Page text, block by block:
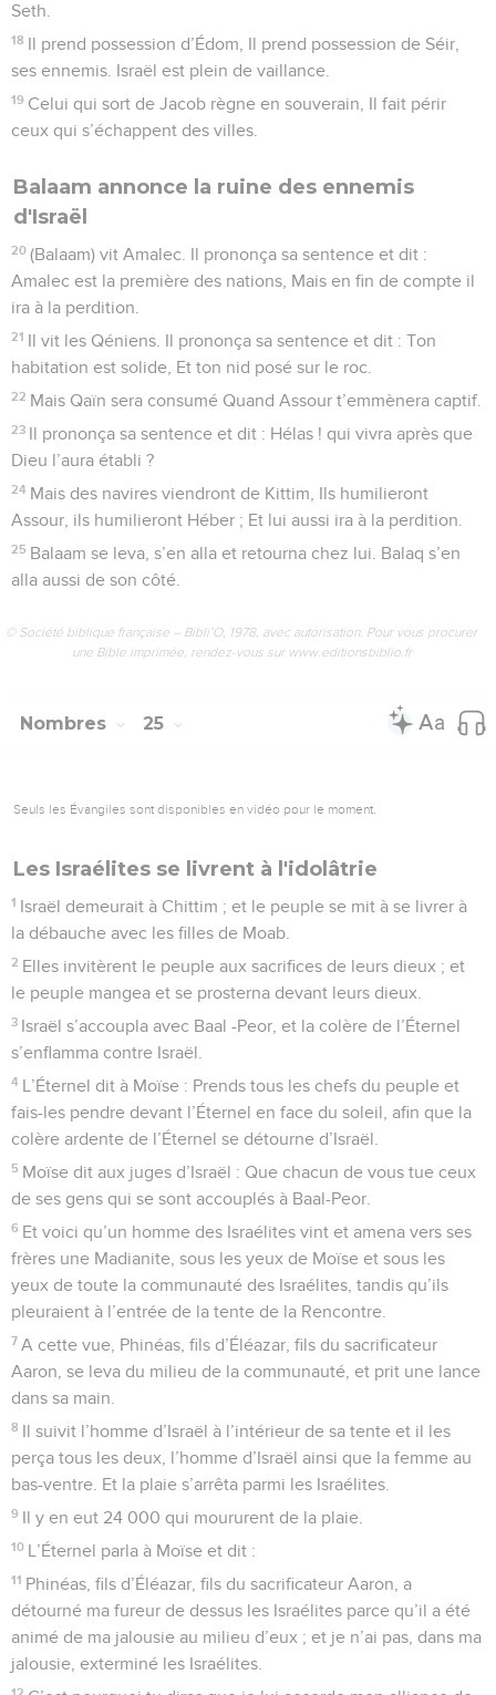
Seth.
18 Il prend possession d’Édom, Il prend possession de Séir,
ses ennemis. Israël est plein de vaillance.
19 Celui qui sort de Jacob règne en souverain, Il fait périr
ceux qui s’échappent des villes.
Balaam annonce la ruine des ennemis
d'Israël
20 (Balaam) vit Amalec. Il prononça sa sentence et dit :
Amalec est la première des nations, Mais en fin de compte il
ira à la perdition.
21 Il vit les Qéniens. Il prononça sa sentence et dit : Ton
habitation est solide, Et ton nid posé sur le roc.
22 Mais Qaïn sera consumé Quand Assour t’emmènera captif.
23 Il prononça sa sentence et dit : Hélas ! qui vivra après que
Dieu l’aura établi ?
24 Mais des navires viendront de Kittim, Ils humilieront
Assour, ils humilieront Héber ; Et lui aussi ira à la perdition.
25 Balaam se leva, s’en alla et retourna chez lui. Balaq s’en
alla aussi de son côté.
© Société biblique française – Bibli’O, 1978, avec autorisation. Pour vous procurer
une Bible imprimée, rendez-vous sur www.editionsbiblio.fr
Nombres 25
Seuls les Évangiles sont disponibles en vidéo pour le moment.
Les Israélites se livrent à l'idolâtrie
1 Israël demeurait à Chittim ; et le peuple se mit à se livrer à
la débauche avec les filles de Moab.
2 Elles invitèrent le peuple aux sacrifices de leurs dieux ; et
le peuple mangea et se prosterna devant leurs dieux.
3 Israël s’accoupla avec Baal -Peor, et la colère de l’Éternel
s’enflamma contre Israël.
4 L’Éternel dit à Moïse : Prends tous les chefs du peuple et
fais-les pendre devant l’Éternel en face du soleil, afin que la
colère ardente de l’Éternel se détourne d’Israël.
5 Moïse dit aux juges d’Israël : Que chacun de vous tue ceux
de ses gens qui se sont accouplés à Baal-Peor.
6 Et voici qu’un homme des Israélites vint et amena vers ses
frères une Madianite, sous les yeux de Moïse et sous les
yeux de toute la communauté des Israélites, tandis qu’ils
pleuraient à l’entrée de la tente de la Rencontre.
7 A cette vue, Phinéas, fils d’Éléazar, fils du sacrificateur
Aaron, se leva du milieu de la communauté, et prit une lance
dans sa main.
8 Il suivit l’homme d’Israël à l’intérieur de sa tente et il les
perça tous les deux, l’homme d’Israël ainsi que la femme au
bas-ventre. Et la plaie s’arrêta parmi les Israélites.
9 Il y en eut 24 000 qui moururent de la plaie.
10 L’Éternel parla à Moïse et dit :
11 Phinéas, fils d’Éléazar, fils du sacrificateur Aaron, a
détourné ma fureur de dessus les Israélites parce qu’il a été
animé de ma jalousie au milieu d’eux ; et je n’ai pas, dans ma
jalousie, exterminé les Israélites.
12